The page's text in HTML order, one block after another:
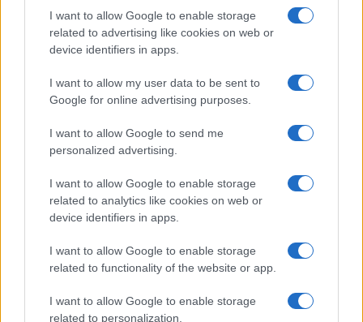
I want to allow Google to enable storage
related to advertising like cookies on web or
device identifiers in apps.
I want to allow my user data to be sent to
Google for online advertising purposes.
I want to allow Google to send me
personalized advertising.
I want to allow Google to enable storage
related to analytics like cookies on web or
device identifiers in apps.
I want to allow Google to enable storage
related to functionality of the website or app.
I want to allow Google to enable storage
related to personalization.
Alessandro
25 Gennaio 2023, 18:36 18:36
Il Parlamento ovviamente non è l’unico organo politico del
paese. I costi della politica totali in Italia includono anche
quelli legati alle regioni, alle provincie e ai comuni, che
includono un numero maggiore di persone. Il costo totale
14miliardi di euro all’anno.
Rispondi
Cristiano